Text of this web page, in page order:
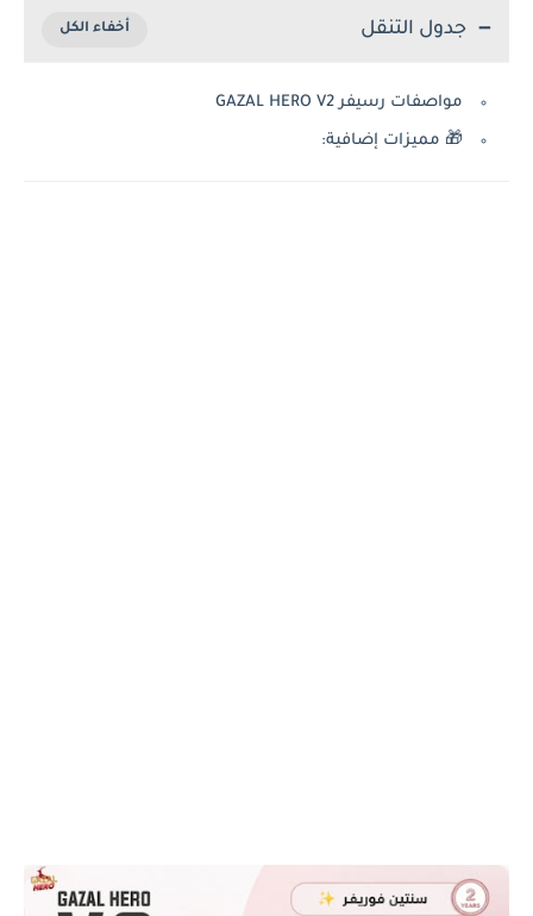
جدول التنقل
مواصفات رسيفر GAZAL HERO V2
🎁 مميزات إضافية: